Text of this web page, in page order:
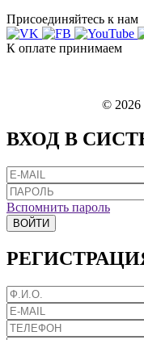
Присоединяйтесь к нам
К оплате принимаем
©
ВХОД В
Вспомнить пароль
ВОЙТИ